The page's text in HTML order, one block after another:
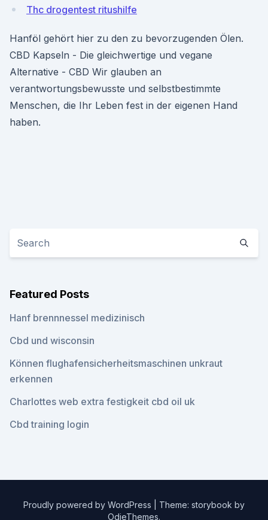
Thc drogentest ritushilfe
Hanföl gehört hier zu den zu bevorzugenden Ölen.
CBD Kapseln - Die gleichwertige und vegane
Alternative - CBD Wir glauben an
verantwortungsbewusste und selbstbestimmte
Menschen, die Ihr Leben fest in der eigenen Hand
haben.
Featured Posts
Hanf brennnessel medizinisch
Cbd und wisconsin
Können flughafensicherheitsmaschinen unkraut
erkennen
Charlottes web extra festigkeit cbd oil uk
Cbd training login
Proudly powered by WordPress
Theme: storybook by
OdieThemes.